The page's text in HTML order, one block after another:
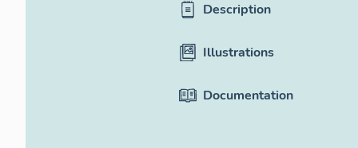
Description
Illustrations
Documentation